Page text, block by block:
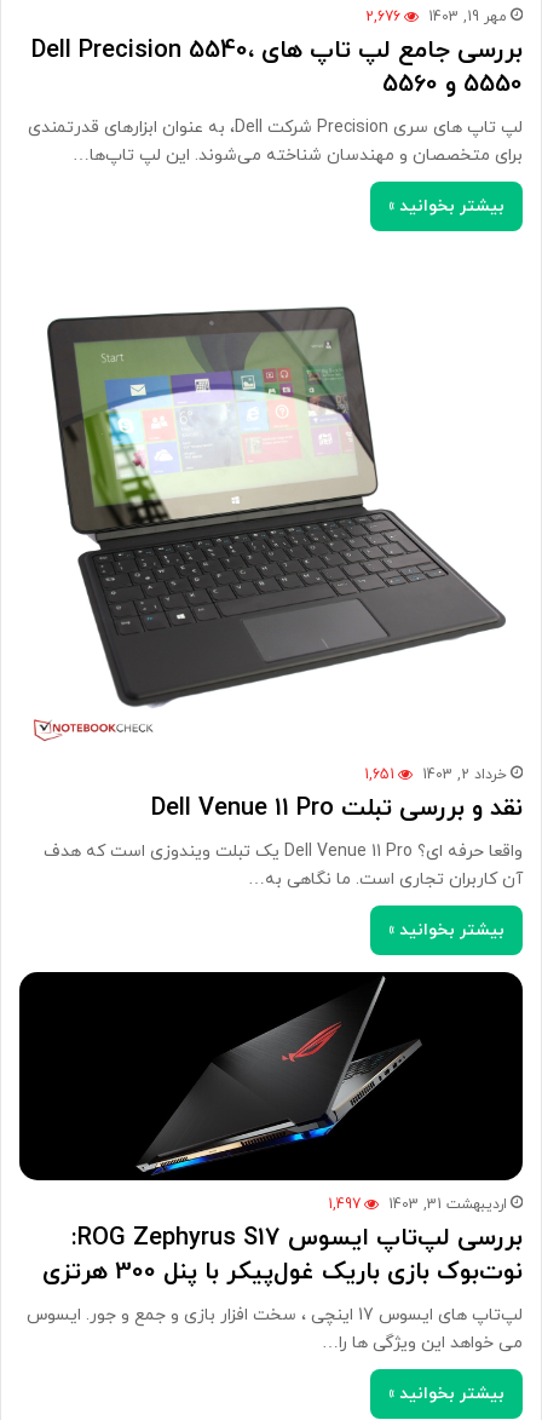
مهر 19, 1403 2,676
بررسی جامع لپ تاپ های Dell Precision 5540،
5550 و 5560
لپ تاپ های سری Precision شرکت Dell، به عنوان ابزارهای قدرتمندی
برای متخصصان و مهندسان شناخته می‌شوند. این لپ تاپ‌ها…
بیشتر بخوانید »
خرداد 2, 1403 1,651
نقد و بررسی تبلت Dell Venue 11 Pro
واقعا حرفه ای؟ Dell Venue 11 Pro یک تبلت ویندوزی است که هدف
آن کاربران تجاری است. ما نگاهی به…
بیشتر بخوانید »
اردیبهشت 31, 1403 1,497
بررسی لپ‌تاپ ایسوس ROG Zephyrus S17:
نوت‌بوک بازی باریک غول‌پیکر با پنل 300 هرتزی
لپ‌تاپ های ایسوس 17 اینچی ، سخت افزار بازی و جمع و جور. ایسوس
می خواهد این ویژگی ها را…
بیشتر بخوانید »